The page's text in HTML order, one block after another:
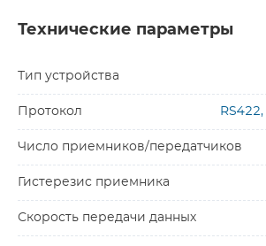
Технические параметры
Тип устройства
Протокол
Число приемников/передатчиков
Гистерезис приемника
Скорость передачи данных